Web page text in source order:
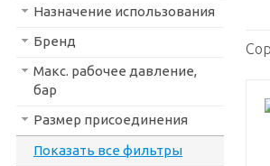
Назначение использования
Бренд
Макс. рабочее давление,
бар
Размер присоединения
Показать все фильтры